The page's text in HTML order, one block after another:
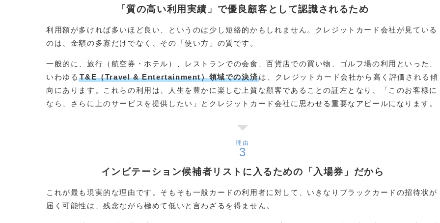
「質の高い利用実績」で優良顧客として認識されるため
利用額が多ければ多いほど良い、というのは少し短絡的かもしれません。クレジットカード会社が見ている
のは、金額の多寡だけでなく、その「使い方」の質です。
一般的に、旅行（航空券・ホテル）、レストランでの会食、百貨店での買い物、ゴルフ場の利用といった、
いわゆるT&E（Travel & Entertainment）領域での決済は、クレジットカード会社から高く評価される傾
向にあります。これらの利用は、人生を豊かに楽しむ上質な顧客であることの証左となり、「このお客様に
なら、さらに上のサービスを提供したい」とクレジットカード会社に思わせる重要なアピールになります。
理由
インビテーション候補者リストに入るための「入場券」だから
これが最も現実的な理由です。そもそも一般カードの利用者に対して、いきなりブラックカードの招待状が
届く可能性は、残念ながら極めて低いと言わざるを得ません。